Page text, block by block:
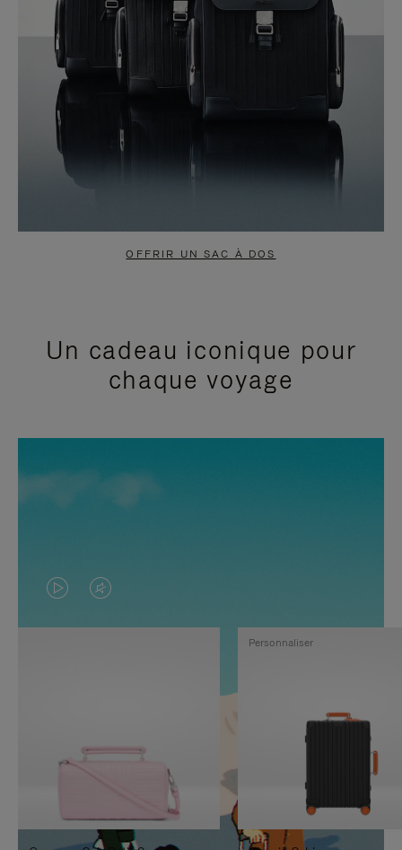
OFFRIR UN SAC À DOS
Un cadeau iconique pour
chaque voyage
LA
VIDÉO
PAUSE,
APPUYEZ
SUR
LE
SON
DÉSACTIVÉ.
VEUILLEZ
Personnaliser